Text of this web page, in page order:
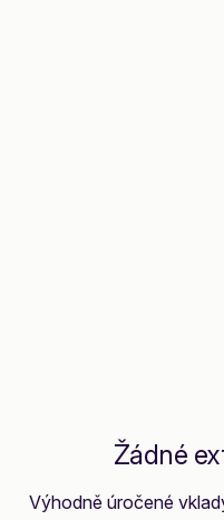
Žádné
Výhodně úročené